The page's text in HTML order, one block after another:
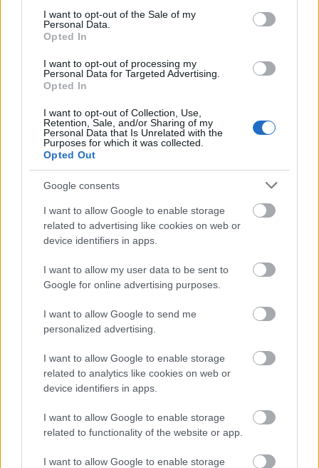
consent section.
I want to opt-out of the Sale of my
Personal Data.
Opted In
I want to opt-out of processing my
Personal Data for Targeted Advertising.
Opted In
I want to opt-out of Collection, Use,
Retention, Sale, and/or Sharing of my
Personal Data that Is Unrelated with the
Purposes for which it was collected.
Opted Out
Google consents
I want to allow Google to enable storage
related to advertising like cookies on web or
device identifiers in apps.
I want to allow my user data to be sent to
Google for online advertising purposes.
I want to allow Google to send me
personalized advertising.
I want to allow Google to enable storage
related to analytics like cookies on web or
device identifiers in apps.
I want to allow Google to enable storage
related to functionality of the website or app.
I want to allow Google to enable storage
2024-BEN VISSZATÉR A NAGY SIKERŰ
GYŐR RALLY
edeleny beres
A tavalyi sikeres lebonyolítás után az idén visszatér a
WHB Győr Rally, amelyet 2024-ben a TRP Hungary
rendez Győr Megyei Jogú Város és a Széchenyi ...